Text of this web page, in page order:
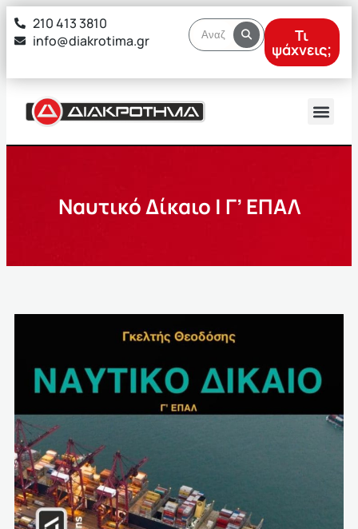
στο
περιεχόμενο
210 413 3810
info@diakrotima.gr
Τι
ψάχνεις;
Ναυτικό Δίκαιο | Γ’ ΕΠΑΛ